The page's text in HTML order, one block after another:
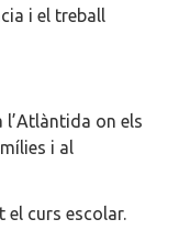
i el treball
on els
i al
el curs escolar.